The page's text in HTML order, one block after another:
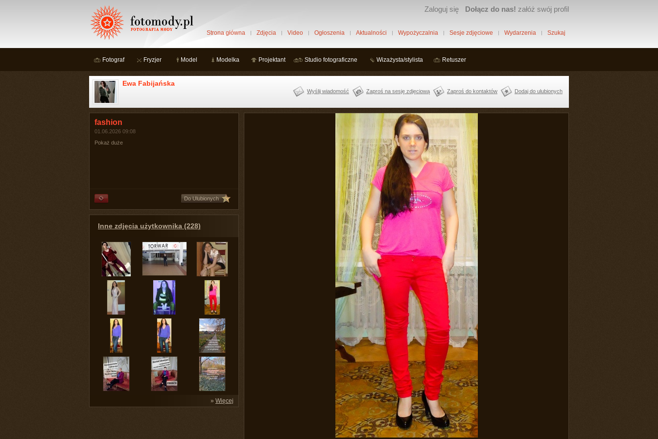
Zaloguj się Dołącz do nas! załóż swój profil
Strona główna Zdjęcia Video Ogłoszenia Aktualności Wypożyczalnia Sesje zdjęciowe Wydarzenia Szukaj
Fotograf Fryzjer Model Modelka Projektant Studio fotograficzne Wizażysta/stylista Retuszer
Ewa Fabijańska
Wyślij wiadomość Zaproś na sesję zdjęciową Zaproś do kontaktów Dodaj do ulubionych
fashion
01.06.2026 09:08
Pokaż duże
Do Ulubionych
Inne zdjęcia użytkownika (228)
» Więcej